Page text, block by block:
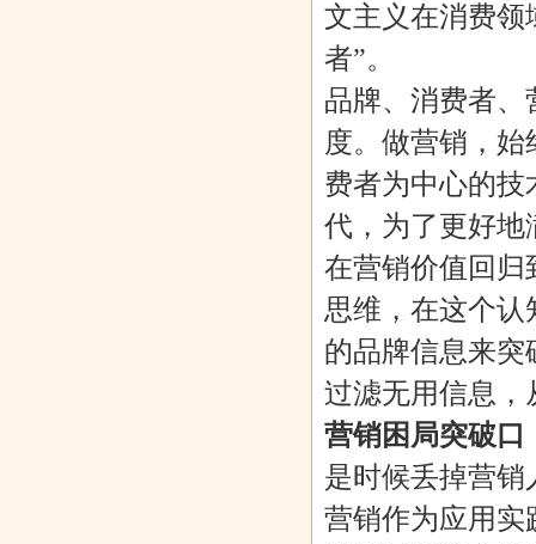
文主义在消费领
者”。
品牌、消费者
度。做营销，
费者为中心的
代，为了更好地
在营销价值回归
思维，在这个
的品牌信息来
过滤无用信息，
营销困局突破口
是时候丢掉营
营销作为应用实